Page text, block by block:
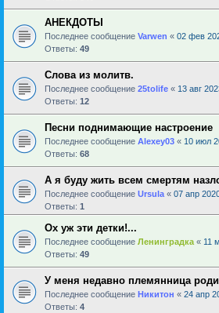
АНЕКДОТЫ
Последнее сообщение Varwen « 02 фев
Ответы: 49
Слова из молитв.
Последнее сообщение 25tolife « 13 авг
Ответы: 12
Песни поднимающие настроение
Последнее сообщение Alexey03 « 10 июл
Ответы: 68
А я буду жить всем смертям
Последнее сообщение Ursula « 07 апр
Ответы: 1
Ох уж эти детки!...
Последнее сообщение Ленинградка « 11
Ответы: 49
У меня недавно племянница
Последнее сообщение Никитон « 24 апр
Ответы: 4